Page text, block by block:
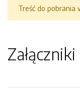
Treść do pobrania